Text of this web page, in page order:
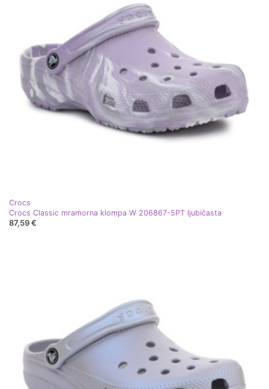
Crocs
Crocs Classic mramorna klompa W 206867-5PT ljubičasta
87,59 €